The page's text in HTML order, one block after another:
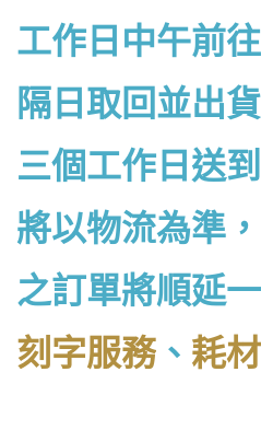
工作日中午前
隔日取回並出
三個工作日送
將以物流為準
之訂單將順延
刻字服務 、 耗